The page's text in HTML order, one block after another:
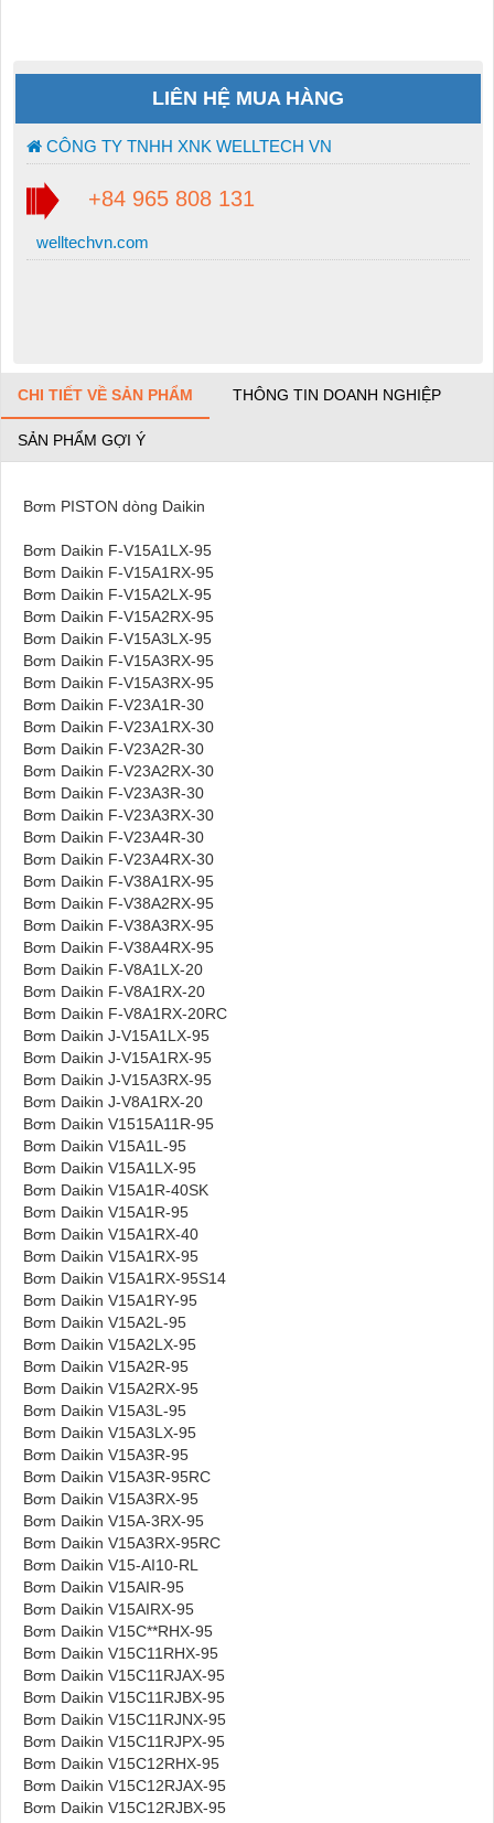
LIÊN HỆ MUA HÀNG
CÔNG TY TNHH XNK WELLTECH VN
+84 965 808 131
welltechvn.com
CHI TIẾT VỀ SẢN PHẨM THÔNG TIN DOANH NGHIỆP
SẢN PHẨM GỢI Ý
Bơm PISTON dòng Daikin
Bơm Daikin F-V15A1LX-95
Bơm Daikin F-V15A1RX-95
Bơm Daikin F-V15A2LX-95
Bơm Daikin F-V15A2RX-95
Bơm Daikin F-V15A3LX-95
Bơm Daikin F-V15A3RX-95
Bơm Daikin F-V15A3RX-95
Bơm Daikin F-V23A1R-30
Bơm Daikin F-V23A1RX-30
Bơm Daikin F-V23A2R-30
Bơm Daikin F-V23A2RX-30
Bơm Daikin F-V23A3R-30
Bơm Daikin F-V23A3RX-30
Bơm Daikin F-V23A4R-30
Bơm Daikin F-V23A4RX-30
Bơm Daikin F-V38A1RX-95
Bơm Daikin F-V38A2RX-95
Bơm Daikin F-V38A3RX-95
Bơm Daikin F-V38A4RX-95
Bơm Daikin F-V8A1LX-20
Bơm Daikin F-V8A1RX-20
Bơm Daikin F-V8A1RX-20RC
Bơm Daikin J-V15A1LX-95
Bơm Daikin J-V15A1RX-95
Bơm Daikin J-V15A3RX-95
Bơm Daikin J-V8A1RX-20
Bơm Daikin V1515A11R-95
Bơm Daikin V15A1L-95
Bơm Daikin V15A1LX-95
Bơm Daikin V15A1R-40SK
Bơm Daikin V15A1R-95
Bơm Daikin V15A1RX-40
Bơm Daikin V15A1RX-95
Bơm Daikin V15A1RX-95S14
Bơm Daikin V15A1RY-95
Bơm Daikin V15A2L-95
Bơm Daikin V15A2LX-95
Bơm Daikin V15A2R-95
Bơm Daikin V15A2RX-95
Bơm Daikin V15A3L-95
Bơm Daikin V15A3LX-95
Bơm Daikin V15A3R-95
Bơm Daikin V15A3R-95RC
Bơm Daikin V15A3RX-95
Bơm Daikin V15A-3RX-95
Bơm Daikin V15A3RX-95RC
Bơm Daikin V15-AI10-RL
Bơm Daikin V15AIR-95
Bơm Daikin V15AIRX-95
Bơm Daikin V15C**RHX-95
Bơm Daikin V15C11RHX-95
Bơm Daikin V15C11RJAX-95
Bơm Daikin V15C11RJBX-95
Bơm Daikin V15C11RJNX-95
Bơm Daikin V15C11RJPX-95
Bơm Daikin V15C12RHX-95
Bơm Daikin V15C12RJAX-95
Bơm Daikin V15C12RJBX-95